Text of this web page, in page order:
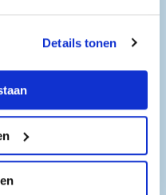
Details tonen